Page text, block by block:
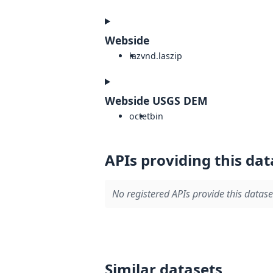
Webside
lazvnd.laszip
Webside USGS DEM
octetbin
APIs providing this
No registered APIs provide this
Similar datasets